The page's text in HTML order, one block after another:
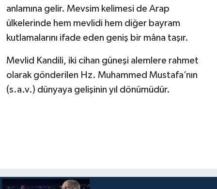
anlamına gelir. Mevsim kelimesi de Arap
ülkelerinde hem mevlidi hem diğer bayram
kutlamalarını ifade eden geniş bir mâna taşır.
Mevlid Kandili, iki cihan güneşi alemlere rahmet
olarak gönderilen Hz. Muhammed Mustafa’nın
(s.a.v.) dünyaya gelişinin yıl dönümüdür.